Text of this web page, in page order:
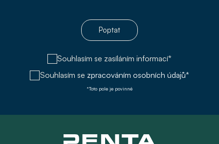
Poptat
Souhlasím se zasíláním informací*
Souhlasím se zpracováním osobních údajů*
*Toto pole je povinné